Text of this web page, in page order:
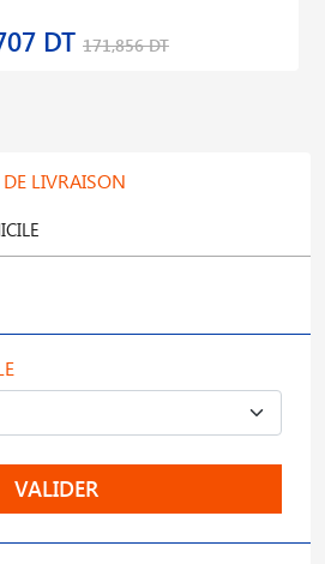
DT 171,856 DT
LIVRAISON
VALIDER